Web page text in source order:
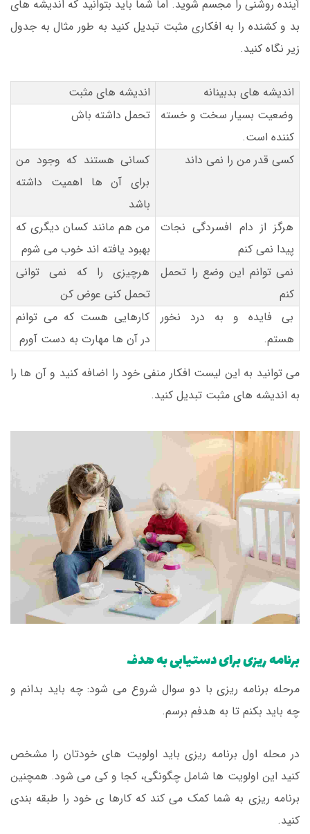
آینده روشنی را مجسم شوید. اما شما باید بتوانید که اندیشه های
بد و کشنده را به افکاری مثبت تبدیل کنید به طور مثال به جدول
زیر نگاه کنید.
اندیشه های بدبینانه
اندیشه های مثبت
وضعیت بسیار سخت و خسته
کننده است.
تحمل داشته باش
کسی قدر من را نمی داند
کسانی هستند که وجود من
برای آن ها اهمیت داشته
باشد
هرگز از دام افسردگی نجات
پیدا نمی کنم
من هم مانند کسان دیگری که
بهبود یافته اند خوب می شوم
نمی توانم این وضع را تحمل
کنم
هرچیزی را که نمی توانی
تحمل کنی عوض کن
بی فایده و به درد نخور
هستم.
کارهایی هست که می توانم
در آن ها مهارت به دست آورم
می توانید به این لیست افکار منفی خود را اضافه کنید و آن ها را
به اندیشه های مثبت تبدیل کنید.
برنامه ریزی برای دستیابی به هدف
مرحله برنامه ریزی با دو سوال شروع می شود: چه باید بدانم و
چه باید بکنم تا به هدفم برسم.
در محله اول برنامه ریزی باید اولویت های خودتان را مشخص
کنید این اولویت ها شامل چگونگی، کجا و کی می شود. همچنین
برنامه ریزی به شما کمک می کند که کارها ی خود را طبقه بندی
کنید.